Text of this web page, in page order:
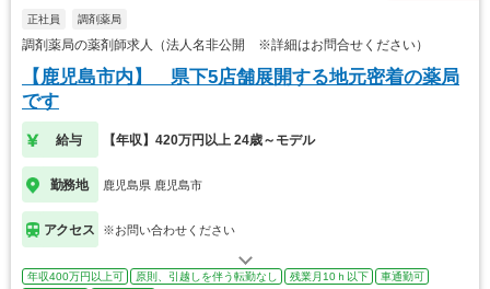
正社員 調剤薬局
調剤薬局の薬剤師求人（法人名非公開 ※詳細はお問合せください）
【鹿児島市内】 県下5店舗展開する地元密着の薬局
です
給与 【年収】420万円以上 24歳～モデル
勤務地 鹿児島県 鹿児島市
アクセス ※お問い合わせください
年収400万円以上可 原則、引越しを伴う転勤なし 残業月10ｈ以下
車通勤可